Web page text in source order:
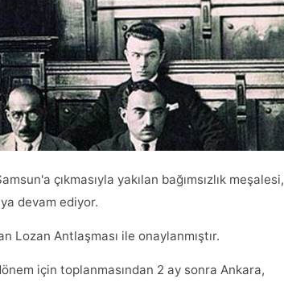
çıkmasıyla yakılan bağımsızlık meşalesi,
devam ediyor.
Lozan Antlaşması ile onaylanmıştır.
için toplanmasından 2 ay sonra Ankara,